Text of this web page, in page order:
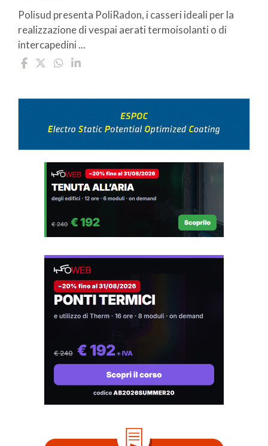
Polisud presenta PoliRadon, i casseri ideali per la
realizzazione di vespai aerati termoisolanti o di
intercapedini ...